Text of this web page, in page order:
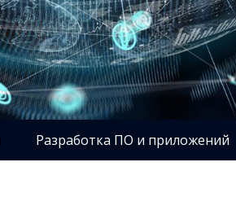
Разработка ПО и приложений